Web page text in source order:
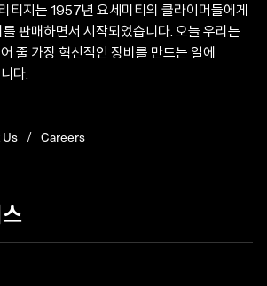
티지는 1957년 요세미티의 클라이머들에게
판매하면서 시작되었습니다. 오늘 우리는
줄 가장 혁신적인 장비를 만드는 일에
다.
Careers